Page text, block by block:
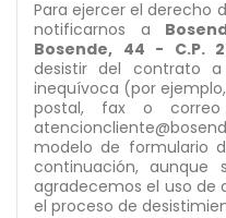
Para ejercer el derecho
notificarnos a
Bosende, 44 - C.P.
desistir del contrato
inequívoca (por
postal, fax o
modelo de formulario
continuación,
agradecemos el uso de
el proceso de